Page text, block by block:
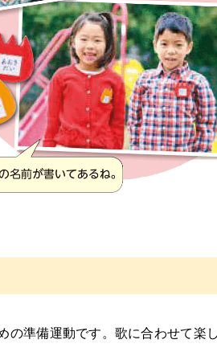
の準備運動です。歌に合わせて楽